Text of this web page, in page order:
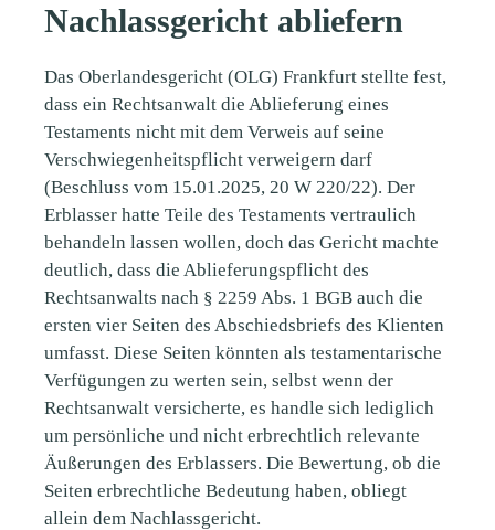
Nachlassgericht abliefern
Das Oberlandesgericht (OLG) Frankfurt stellte fest,
dass ein Rechtsanwalt die Ablieferung eines
Testaments nicht mit dem Verweis auf seine
Verschwiegenheitspflicht verweigern darf
(Beschluss vom 15.01.2025, 20 W 220/22). Der
Erblasser hatte Teile des Testaments vertraulich
behandeln lassen wollen, doch das Gericht machte
deutlich, dass die Ablieferungspflicht des
Rechtsanwalts nach § 2259 Abs. 1 BGB auch die
ersten vier Seiten des Abschiedsbriefs des Klienten
umfasst. Diese Seiten könnten als testamentarische
Verfügungen zu werten sein, selbst wenn der
Rechtsanwalt versicherte, es handle sich lediglich
um persönliche und nicht erbrechtlich relevante
Äußerungen des Erblassers. Die Bewertung, ob die
Seiten erbrechtliche Bedeutung haben, obliegt
allein dem Nachlassgericht.